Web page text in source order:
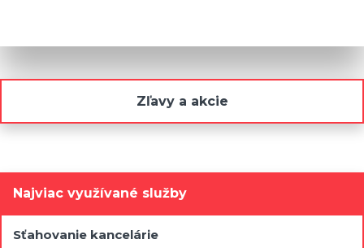
Zľavy a akcie
Najviac využívané služby
Sťahovanie kancelárie